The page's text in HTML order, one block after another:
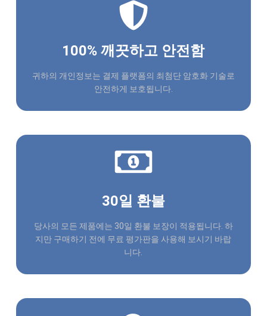
100% 깨끗하고 안전함
귀하의 개인정보는 결제 플랫폼의 최첨단 암호화 기술로
안전하게 보호됩니다.
30일 환불
당사의 모든 제품에는 30일 환불 보장이 적용됩니다. 하
지만 구매하기 전에 무료 평가판을 사용해 보시기 바랍
니다.